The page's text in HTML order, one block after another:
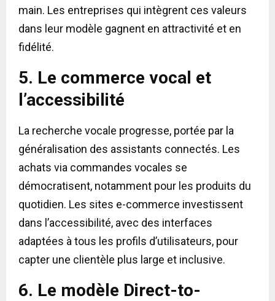
main. Les entreprises qui intègrent ces valeurs
dans leur modèle gagnent en attractivité et en
fidélité.
5. Le commerce vocal et
l’accessibilité
La recherche vocale progresse, portée par la
généralisation des assistants connectés. Les
achats via commandes vocales se
démocratisent, notamment pour les produits du
quotidien. Les sites e-commerce investissent
dans l’accessibilité, avec des interfaces
adaptées à tous les profils d’utilisateurs, pour
capter une clientèle plus large et inclusive.
6. Le modèle Direct-to-